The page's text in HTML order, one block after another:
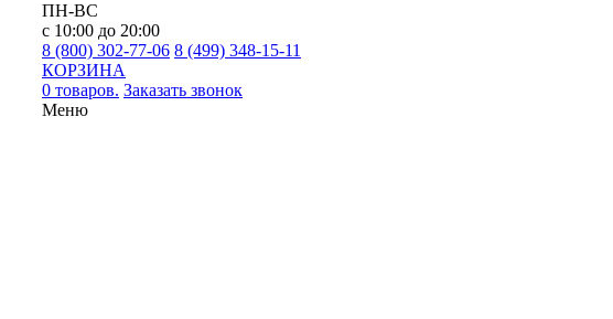
ПН-ВС
с 10:00 до 20:00
8 (800) 302-77-06 8 (499) 348-15-11
КОРЗИНА
0 товаров. Заказать звонок
Меню